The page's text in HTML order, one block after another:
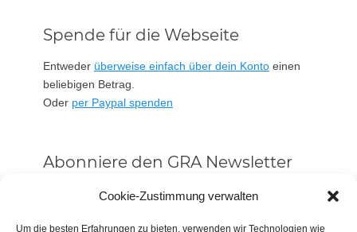
Cookie-Zustimmung verwalten
Um die besten Erfahrungen zu bieten, verwenden wir Technologien wie
Spende für die Webseite
Entweder überweise einfach über dein Konto einen
beliebigen Betrag.
Oder per Paypal spenden
Abonniere den GRA Newsletter
Vorname oder ganzer Name